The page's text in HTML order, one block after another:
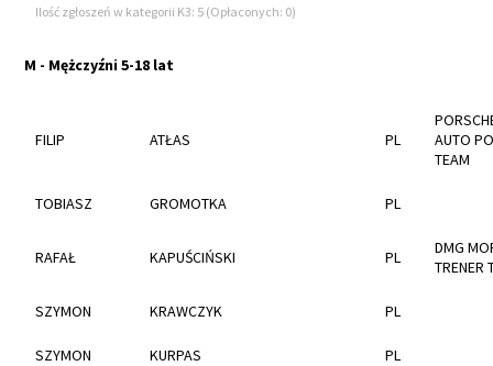
Ilość zgłoszeń w kategorii K3: 5 (Opłaconych: 0)
M - Mężczyźni 5-18 lat
FILIP ATŁAS PL
AUTO
TEAM
TOBIASZ GROMOTKA PL
RAFAŁ KAPUŚCIŃSKI PL
DMG
TRENER
SZYMON KRAWCZYK PL
SZYMON KURPAS PL